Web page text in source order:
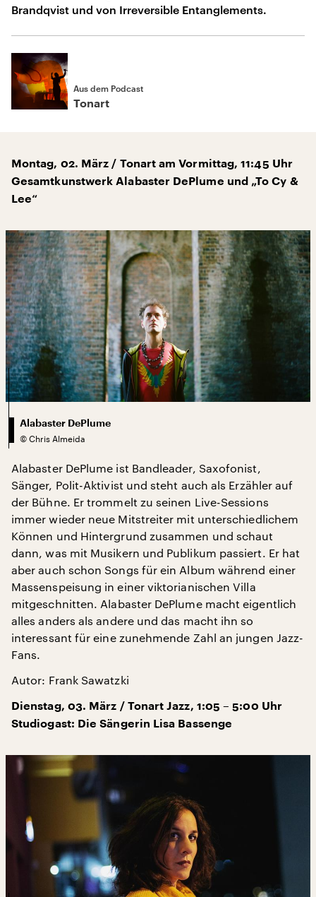
Brandqvist und von Irreversible Entanglements.
Aus dem Podcast
Tonart
Montag, 02. März / Tonart am Vormittag, 11:45 Uhr
Gesamtkunstwerk Alabaster DePlume und „To Cy &
Lee“
Alabaster DePlume
© Chris Almeida
Alabaster DePlume ist Bandleader, Saxofonist,
Sänger, Polit-Aktivist und steht auch als Erzähler auf
der Bühne. Er trommelt zu seinen Live-Sessions
immer wieder neue Mitstreiter mit unterschiedlichem
Können und Hintergrund zusammen und schaut
dann, was mit Musikern und Publikum passiert. Er hat
aber auch schon Songs für ein Album während einer
Massenspeisung in einer viktorianischen Villa
mitgeschnitten. Alabaster DePlume macht eigentlich
alles anders als andere und das macht ihn so
interessant für eine zunehmende Zahl an jungen Jazz-
Fans.
Autor: Frank Sawatzki
Dienstag, 03. März / Tonart Jazz, 1:05 – 5:00 Uhr
Studiogast: Die Sängerin Lisa Bassenge